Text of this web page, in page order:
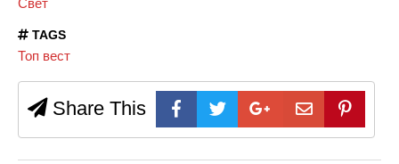
TAGS
Топ вест
Share This